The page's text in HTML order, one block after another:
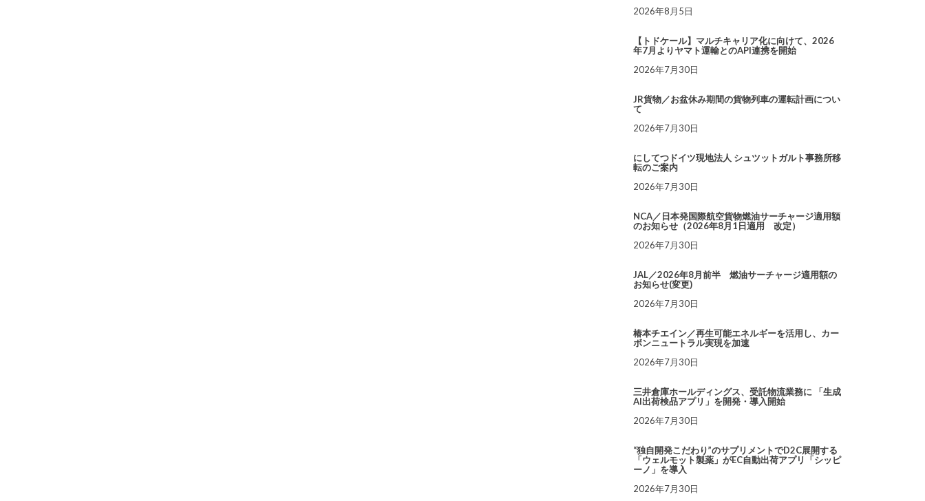
2026年8月5日
【トドケール】マルチキャリア化に向けて、2026
年7月よりヤマト運輸とのAPI連携を開始
2026年7月30日
JR貨物／お盆休み期間の貨物列車の運転計画につい
て
2026年7月30日
にしてつドイツ現地法人 シュツットガルト事務所移
転のご案内
2026年7月30日
NCA／日本発国際航空貨物燃油サーチャージ適用額
のお知らせ（2026年8月1日適用 改定）
2026年7月30日
JAL／2026年8月前半 燃油サーチャージ適用額の
お知らせ(変更)
2026年7月30日
椿本チエイン／再生可能エネルギーを活用し、カー
ボンニュートラル実現を加速
2026年7月30日
三井倉庫ホールディングス、受託物流業務に 「生成
AI出荷検品アプリ」を開発・導入開始
2026年7月30日
“独自開発こだわり”のサプリメントでD2C展開する
「ウェルモット製薬」がEC自動出荷アプリ「シッピ
ーノ」を導入
2026年7月30日